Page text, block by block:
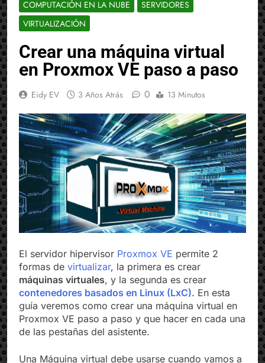
COMPUTACIÓN EN LA NUBE
SERVIDORES
VIRTUALIZACIÓN
Crear una máquina virtual
en Proxmox VE paso a paso
El servidor hipervisor Proxmox VEpermite 2
formas devirtualizar , la primera es crear
máquinas virtuales, y la segunda es crear
contenedores basados en Linux (LxC). En esta
guía veremos como crear una máquina virtual en
Proxmox VE paso a paso y que hacer en cada una